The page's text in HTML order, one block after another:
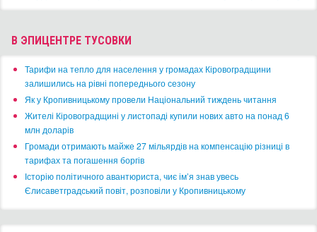
В ЭПИЦЕНТРЕ ТУСОВКИ
​Тарифи на тепло для населення у громадах Кіровоградщини
залишились на рівні попереднього сезону
​Як у Кропивницькому провели Національний тиждень читання
​Жителі Кіровоградщині у листопаді купили нових авто на понад 6
млн доларів
​Громади отримають майже 27 мільярдів на компенсацію різниці в
тарифах та погашення боргів
Історію політичного авантюриста, чиє ім’я знав увесь
Єлисаветградський повіт, розповіли у Кропивницькому